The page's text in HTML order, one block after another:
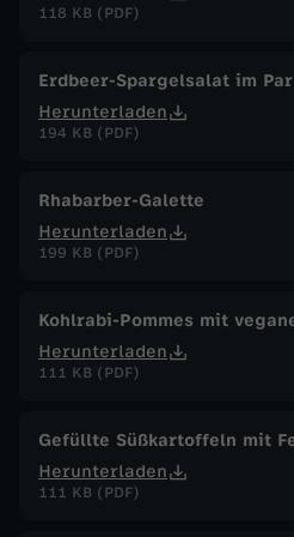
118 KB (PDF)
Erdbeer-Spargelsalat im
Herunterladen
194 KB (PDF)
Rhabarber-Galette
Herunterladen
199 KB (PDF)
Kohlrabi-Pommes mit
Herunterladen
111 KB (PDF)
Gefüllte Süßkartoffeln mit
Herunterladen
111 KB (PDF)